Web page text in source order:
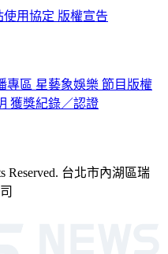
使用協定 版權宣告
專區 星藝象娛樂 節目版權
獲獎紀錄／認證
Reserved. 台北市內湖區瑞